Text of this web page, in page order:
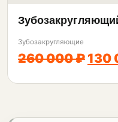
Зубозакругляющие
260 000 ₽ 130